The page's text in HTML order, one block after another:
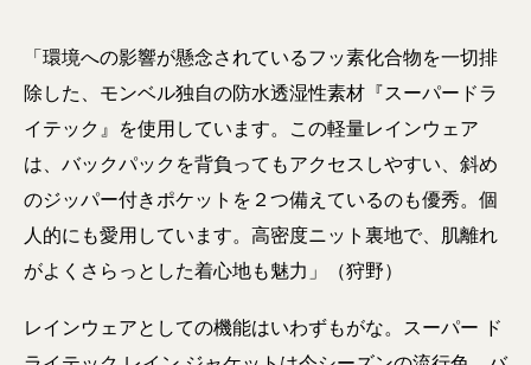
「環境への影響が懸念されているフッ素化合物を一切排
除した、モンベル独自の防水透湿性素材『スーパードラ
イテック』を使用しています。この軽量レインウェア
は、バックパックを背負ってもアクセスしやすい、斜め
のジッパー付きポケットを２つ備えているのも優秀。個
人的にも愛用しています。高密度ニット裏地で、肌離れ
がよくさらっとした着心地も魅力」（狩野）
レインウェアとしての機能はいわずもがな。スーパー ド